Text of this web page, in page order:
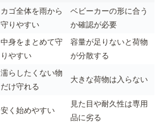
カゴ全体を雨から
守りやすい
ベビーカーの形に合う
か確認が必要
中身をまとめて守
りやすい
容量が足りないと荷物
が分散する
濡らしたくない物
だけ守れる
大きな荷物は入らない
安く始めやすい
見た目や耐久性は専用
品に劣る